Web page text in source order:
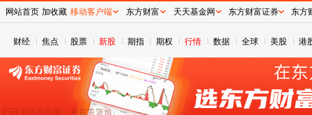
财经 焦点 股票 新股 期指 期权 行情 数据 全球 美股 港
网站首页 加收藏 移动客户端 东方财富 天天基金网 东方财富证券 东方